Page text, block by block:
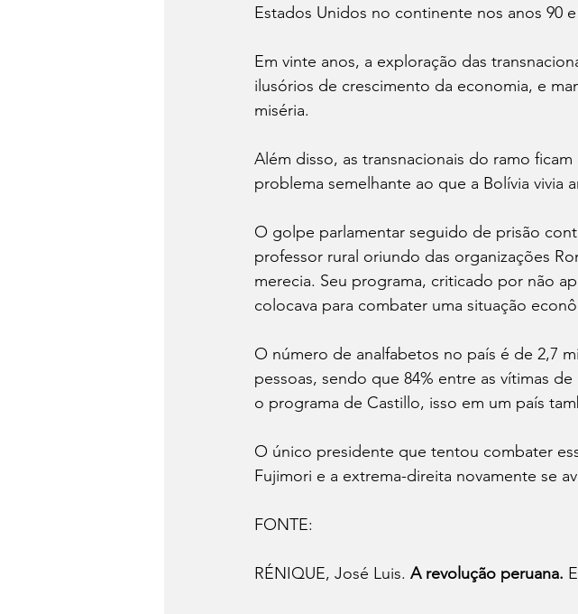
Estados Unidos no continente nos anos 90 e
Em vinte anos, a exploração das
ilusórios de crescimento da economia, e
miséria.
Além disso, as transnacionais do ramo
problema semelhante ao que a Bolívia vivia
O golpe parlamentar seguido de prisão
professor rural oriundo das organizações
merecia. Seu programa, criticado por não
colocava para combater uma situação
O número de analfabetos no país é de 2,7
pessoas, sendo que 84% entre as vítimas
o programa de Castillo, isso em um país
O único presidente que tentou combater
Fujimori e a extrema-direita novamente se
FONTE:
RÉNIQUE, José Luis. A revolução peruana.